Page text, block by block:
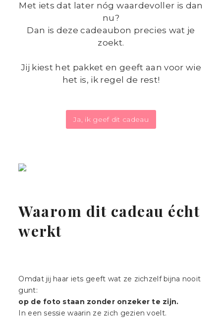
Met iets dat later nóg waardevoller is dan
nu?
Dan is deze cadeaubon precies wat je
zoekt.
Jij kiest het pakket en geeft aan voor wie
het is, ik regel de rest!
Ja, ik geef dit cadeau
Waarom dit cadeau écht
werkt
Omdat jij haar iets geeft wat ze zichzelf bijna nooit
gunt:
op de foto staan zonder onzeker te zijn.
In een sessie waarin ze zich gezien voelt.